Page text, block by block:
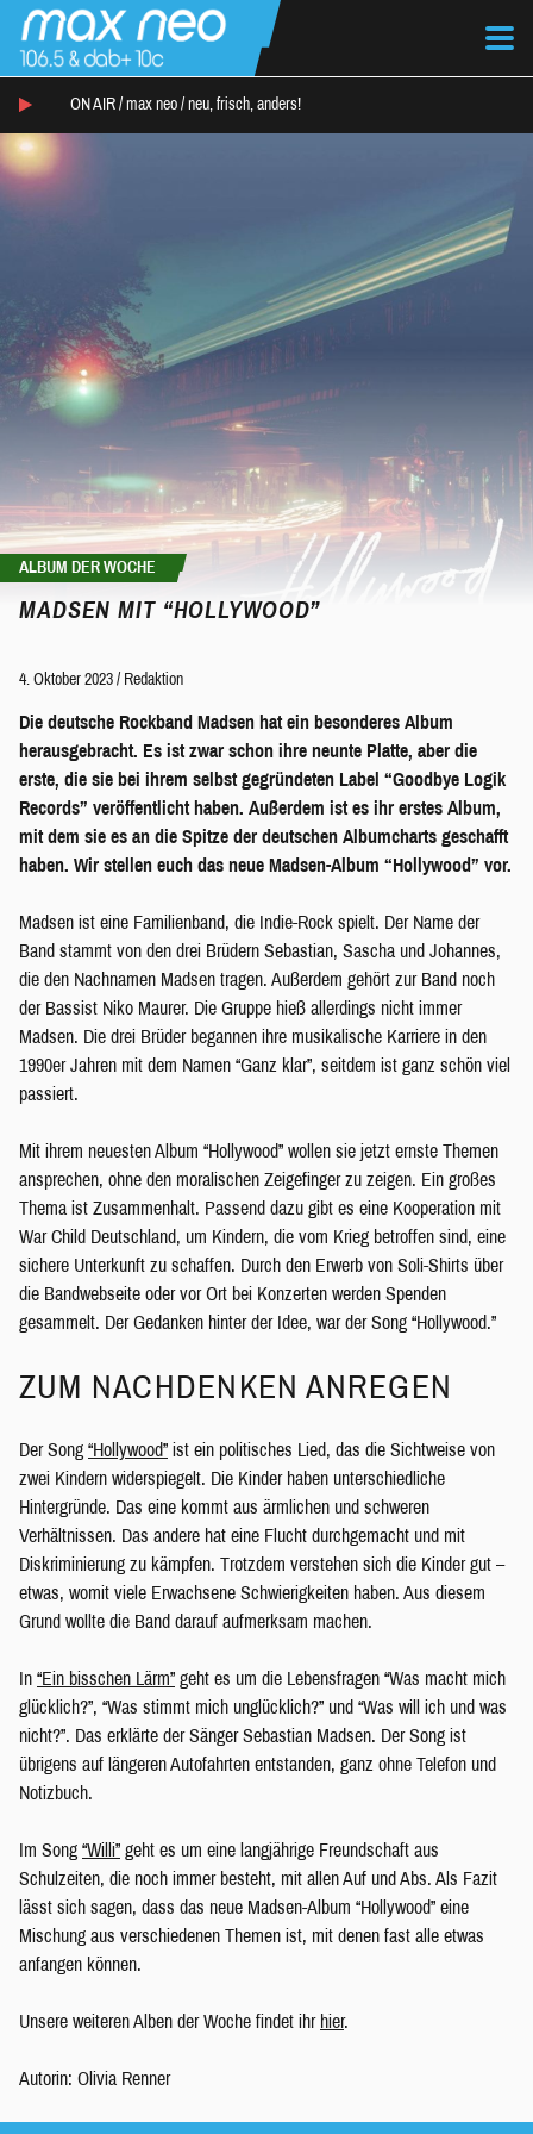
ON AIR / max neo / neu, frisch, anders!
ALBUM DER WOCHE
MADSEN MIT “HOLLYWOOD”
4. Oktober 2023 / Redaktion
Die deutsche Rockband Madsen hat ein besonderes Album
herausgebracht. Es ist zwar schon ihre neunte Platte, aber die
erste, die sie bei ihrem selbst gegründeten Label “Goodbye Logik
Records” veröffentlicht haben. Außerdem ist es ihr erstes Album,
mit dem sie es an die Spitze der deutschen Albumcharts geschafft
haben. Wir stellen euch das neue Madsen-Album “Hollywood” vor.
Madsen ist eine Familienband, die Indie-Rock spielt. Der Name der
Band stammt von den drei Brüdern Sebastian, Sascha und Johannes,
die den Nachnamen Madsen tragen. Außerdem gehört zur Band noch
der Bassist Niko Maurer. Die Gruppe hieß allerdings nicht immer
Madsen. Die drei Brüder begannen ihre musikalische Karriere in den
1990er Jahren mit dem Namen “Ganz klar”, seitdem ist ganz schön viel
passiert.
Mit ihrem neuesten Album “Hollywood” wollen sie jetzt ernste Themen
ansprechen, ohne den moralischen Zeigefinger zu zeigen. Ein großes
Thema ist Zusammenhalt. Passend dazu gibt es eine Kooperation mit
War Child Deutschland, um Kindern, die vom Krieg betroffen sind, eine
sichere Unterkunft zu schaffen. Durch den Erwerb von Soli-Shirts über
die Bandwebseite oder vor Ort bei Konzerten werden Spenden
gesammelt. Der Gedanken hinter der Idee, war der Song “Hollywood.”
ZUM NACHDENKEN ANREGEN
Der Song “Hollywood” ist ein politisches Lied, das die Sichtweise von
zwei Kindern widerspiegelt. Die Kinder haben unterschiedliche
Hintergründe. Das eine kommt aus ärmlichen und schweren
Verhältnissen. Das andere hat eine Flucht durchgemacht und mit
Diskriminierung zu kämpfen. Trotzdem verstehen sich die Kinder gut –
etwas, womit viele Erwachsene Schwierigkeiten haben. Aus diesem
Grund wollte die Band darauf aufmerksam machen.
In “Ein bisschen Lärm” geht es um die Lebensfragen “Was macht mich
glücklich?”, “Was stimmt mich unglücklich?” und “Was will ich und was
nicht?”. Das erklärte der Sänger Sebastian Madsen. Der Song ist
übrigens auf längeren Autofahrten entstanden, ganz ohne Telefon und
Notizbuch.
Im Song “Willi” geht es um eine langjährige Freundschaft aus
Schulzeiten, die noch immer besteht, mit allen Auf und Abs. Als Fazit
lässt sich sagen, dass das neue Madsen-Album “Hollywood” eine
Mischung aus verschiedenen Themen ist, mit denen fast alle etwas
anfangen können.
Unsere weiteren Alben der Woche findet ihr hier.
Autorin: Olivia Renner